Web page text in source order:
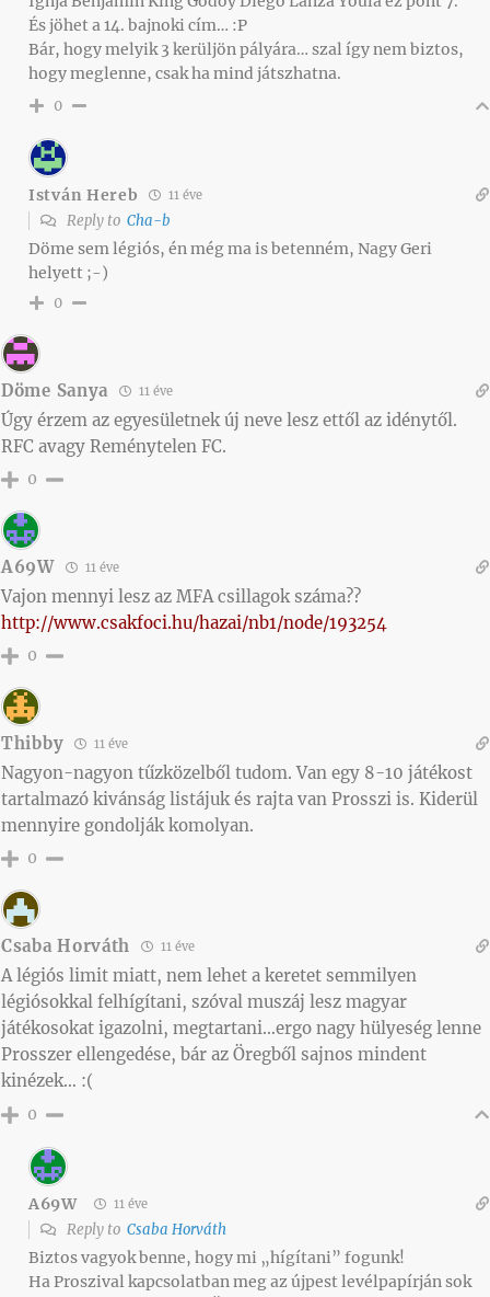
És jöhet a 14. bajnoki cím… :P
Bár, hogy melyik 3 kerüljön pályára… szal így nem biztos,
hogy meglenne, csak ha mind játszhatna.
0
István Hereb 11 éve
Reply to Cha-b
Döme sem légiós, én még ma is betenném, Nagy Geri
helyett ;-)
0
Döme Sanya 11 éve
Úgy érzem az egyesületnek új neve lesz ettől az idénytől.
RFC avagy Reménytelen FC.
0
A69W 11 éve
Vajon mennyi lesz az MFA csillagok száma??
http://www.csakfoci.hu/hazai/nb1/node/193254
0
Thibby 11 éve
Nagyon-nagyon tűzközelből tudom. Van egy 8-10 játékost
tartalmazó kivánság listájuk és rajta van Prosszi is. Kiderül
mennyire gondolják komolyan.
0
Csaba Horváth 11 éve
A légiós limit miatt, nem lehet a keretet semmilyen
légiósokkal felhígítani, szóval muszáj lesz magyar
játékosokat igazolni, megtartani…ergo nagy hülyeség lenne
Prosszer ellengedése, bár az Öregből sajnos mindent
kinézek… :(
0
A69W 11 éve
Reply to Csaba Horváth
Biztos vagyok benne, hogy mi „hígítani” fogunk!
Ha Proszival kapcsolatban meg az újpest levélpapírján sok